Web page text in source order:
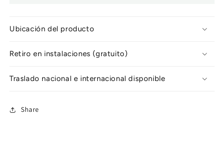
Ubicación del producto
Retiro en instalaciones (gratuito)
Traslado nacional e internacional disponible
Share